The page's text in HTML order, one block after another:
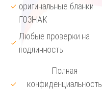
оригинальные бланки
ГОЗНАК
Любые проверки на
подлинность
Полная
конфиденциальность